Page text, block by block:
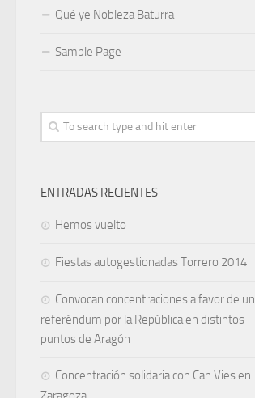
Qué ye Nobleza Baturra
Sample Page
ENTRADAS RECIENTES
Hemos vuelto
Fiestas autogestionadas Torrero 2014
Convocan concentraciones a favor de un
referéndum por la República en distintos
puntos de Aragón
Concentración solidaria con Can Vies en